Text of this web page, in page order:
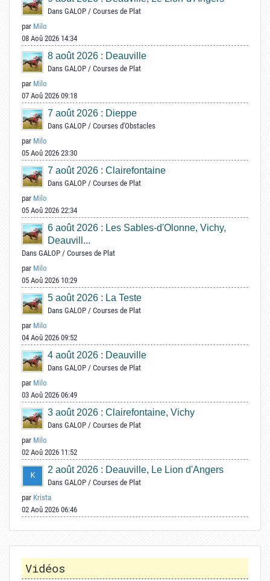
Dans GALOP / Courses de Plat
par Milo
08 Aoû 2026 14:34
8 août 2026 : Deauville
Dans GALOP / Courses de Plat
par Milo
07 Aoû 2026 09:18
7 août 2026 : Dieppe
Dans GALOP / Courses d'Obstacles
par Milo
05 Aoû 2026 23:30
7 août 2026 : Clairefontaine
Dans GALOP / Courses de Plat
par Milo
05 Aoû 2026 22:34
6 août 2026 : Les Sables-d'Olonne, Vichy,
Deauvill...
Dans GALOP / Courses de Plat
par Milo
05 Aoû 2026 10:29
5 août 2026 : La Teste
Dans GALOP / Courses de Plat
par Milo
04 Aoû 2026 09:52
4 août 2026 : Deauville
Dans GALOP / Courses de Plat
par Milo
03 Aoû 2026 06:49
3 août 2026 : Clairefontaine, Vichy
Dans GALOP / Courses de Plat
par Milo
02 Aoû 2026 11:52
2 août 2026 : Deauville, Le Lion d'Angers
Dans GALOP / Courses de Plat
par Krista
02 Aoû 2026 06:46
Vidéos